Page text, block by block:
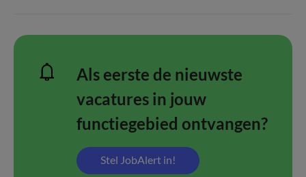
Als eerste de nieuwste
vacatures in jouw
functiegebied ontvangen?
Stel JobAlert in!